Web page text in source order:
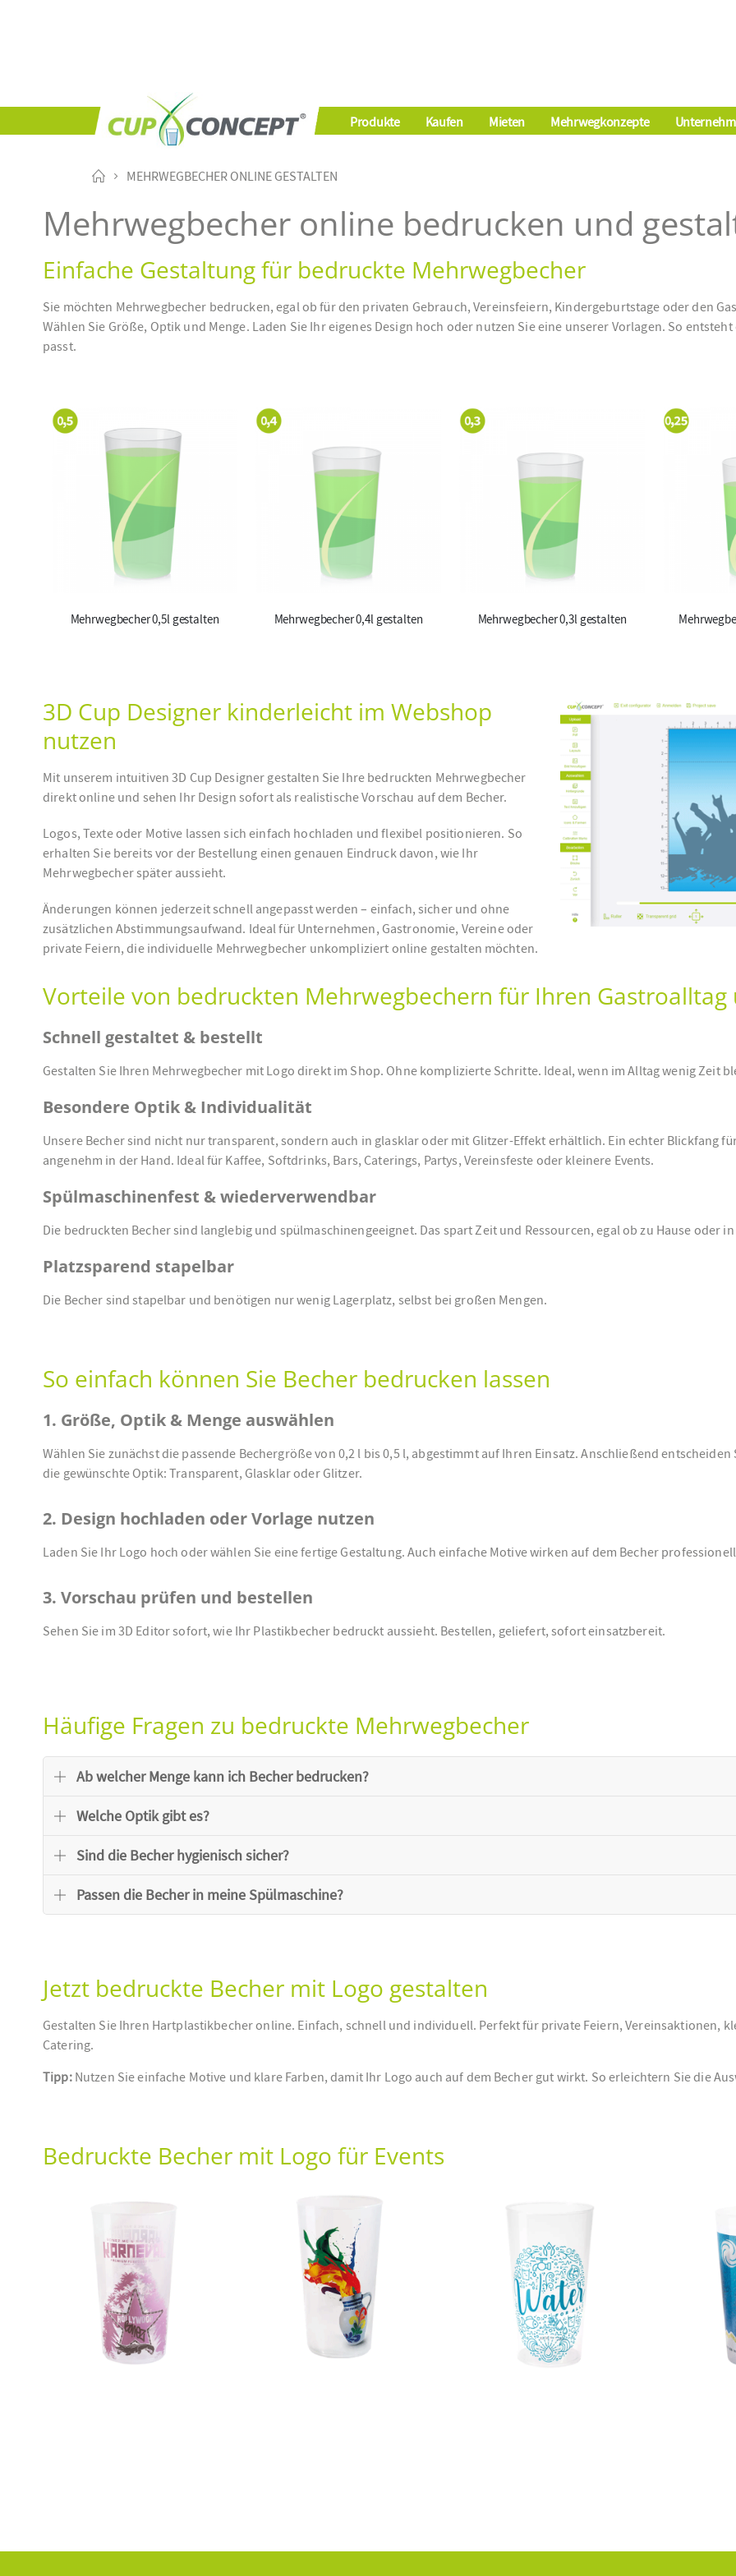
Produkte Kaufen Mieten Mehrwegkonzepte
MEHRWEGBECHER ONLINE GESTALTEN
Mehrwegbecher online bedrucken und
Einfache Gestaltung für bedruckte Mehrwegbecher
Sie möchten Mehrwegbecher bedrucken, egal ob für den privaten Gebrauch, Vereinsfeiern, Kindergeburtstage oder den
Wählen Sie Größe, Optik und Menge. Laden Sie Ihr eigenes Design hoch oder nutzen Sie eine unserer Vorlagen. So
passt.
Mehrwegbecher 0,5l gestalten Mehrwegbecher 0,4l gestalten Mehrwegbecher 0,3l gestalten
3D Cup Designer kinderleicht im Webshop
nutzen
Mit unserem intuitiven 3D Cup Designer gestalten Sie Ihre bedruckten Mehrwegbecher
direkt online und sehen Ihr Design sofort als realistische Vorschau auf dem Becher.
Logos, Texte oder Motive lassen sich einfach hochladen und flexibel positionieren. So
erhalten Sie bereits vor der Bestellung einen genauen Eindruck davon, wie Ihr
Mehrwegbecher später aussieht.
Änderungen können jederzeit schnell angepasst werden – einfach, sicher und ohne
zusätzlichen Abstimmungsaufwand. Ideal für Unternehmen, Gastronomie, Vereine oder
private Feiern, die individuelle Mehrwegbecher unkompliziert online gestalten möchten.
Vorteile von bedruckten Mehrwegbechern für Ihren Gastroalltag
Schnell gestaltet & bestellt
Gestalten Sie Ihren Mehrwegbecher mit Logo direkt im Shop. Ohne komplizierte Schritte. Ideal, wenn im Alltag wenig Zeit
Besondere Optik & Individualität
Unsere Becher sind nicht nur transparent, sondern auch in glasklar oder mit Glitzer-Effekt erhältlich. Ein echter Blickfang
angenehm in der Hand. Ideal für Kaffee, Softdrinks, Bars, Caterings, Partys, Vereinsfeste oder kleinere Events.
Spülmaschinenfest & wiederverwendbar
Die bedruckten Becher sind langlebig und spülmaschinengeeignet. Das spart Zeit und Ressourcen, egal ob zu Hause oder
Platzsparend stapelbar
Die Becher sind stapelbar und benötigen nur wenig Lagerplatz, selbst bei großen Mengen.
So einfach können Sie Becher bedrucken lassen
1. Größe, Optik & Menge auswählen
Wählen Sie zunächst die passende Bechergröße von 0,2 l bis 0,5 l, abgestimmt auf Ihren Einsatz. Anschließend entscheiden
die gewünschte Optik: Transparent, Glasklar oder Glitzer.
2. Design hochladen oder Vorlage nutzen
Laden Sie Ihr Logo hoch oder wählen Sie eine fertige Gestaltung. Auch einfache Motive wirken auf dem Becher
3. Vorschau prüfen und bestellen
Sehen Sie im 3D Editor sofort, wie Ihr Plastikbecher bedruckt aussieht. Bestellen, geliefert, sofort einsatzbereit.
Häufige Fragen zu bedruckte Mehrwegbecher
Ab welcher Menge kann ich Becher bedrucken?
Welche Optik gibt es?
Sind die Becher hygienisch sicher?
Passen die Becher in meine Spülmaschine?
Jetzt bedruckte Becher mit Logo gestalten
Gestalten Sie Ihren Hartplastikbecher online. Einfach, schnell und individuell. Perfekt für private Feiern, Vereinsaktionen,
Catering.
Tipp: Nutzen Sie einfache Motive und klare Farben, damit Ihr Logo auch auf dem Becher gut wirkt. So erleichtern Sie die
Bedruckte Becher mit Logo für Events